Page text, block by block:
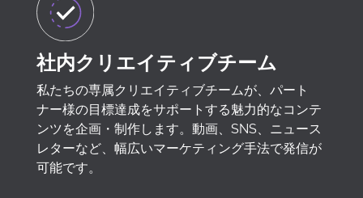
社内クリエイティブチーム
私たちの専属クリエイティブチームが、パート
ナー様の目標達成をサポートする魅力的なコンテ
ンツを企画・制作します。動画、SNS、ニュース
レターなど、幅広いマーケティング手法で発信が
可能です。